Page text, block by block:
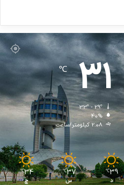
31
℃
33º - 29º
40%
2.08 کیلومتر/ساعت
39
℃
د
37
℃
س
34
℃
چ